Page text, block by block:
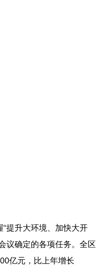
提升大环境、加快大开
议确定的各项任务。全区
亿元，比上年增长